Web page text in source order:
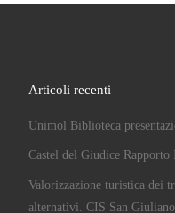
Articoli recenti
Unimol Biblioteca
Castel del Giudice Rapporto
Valorizzazione turistica dei
alternativi. CIS San